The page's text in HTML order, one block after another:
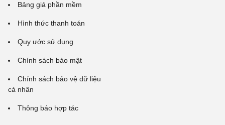
Bảng giá phần mềm
Hình thức thanh toán
Quy ước sử dụng
Chính sách bảo mật
Chính sách bảo vệ dữ liệu
cá nhân
Thông báo hợp tác